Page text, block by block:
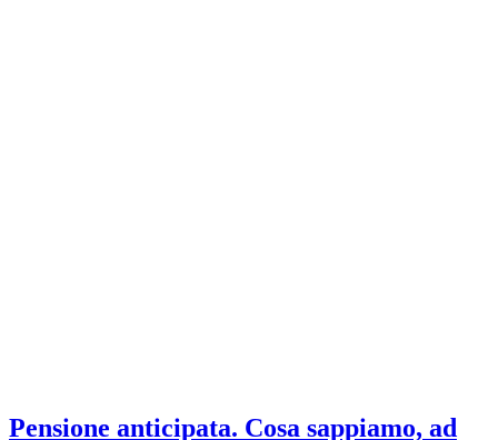
Pensione anticipata. Cosa sappiamo, ad